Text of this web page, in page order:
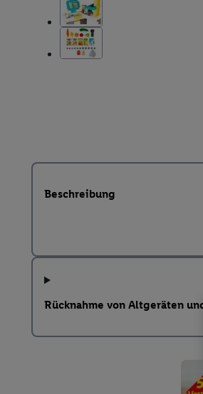
Beschreibung
Rücknahme von Altgeräten